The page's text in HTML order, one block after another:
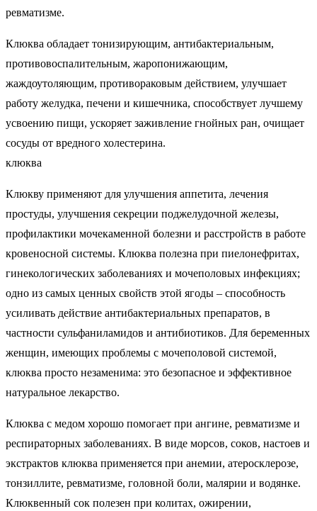
ревматизме.
Клюква обладает тонизирующим, антибактериальным,
противовоспалительным, жаропонижающим,
жаждоутоляющим, противораковым действием, улучшает
работу желудка, печени и кишечника, способствует лучшему
усвоению пищи, ускоряет заживление гнойных ран, очищает
сосуды от вредного холестерина.
клюква
Клюкву применяют для улучшения аппетита, лечения
простуды, улучшения секреции поджелудочной железы,
профилактики мочекаменной болезни и расстройств в работе
кровеносной системы. Клюква полезна при пиелонефритах,
гинекологических заболеваниях и мочеполовых инфекциях;
одно из самых ценных свойств этой ягоды – способность
усиливать действие антибактериальных препаратов, в
частности сульфаниламидов и антибиотиков. Для беременных
женщин, имеющих проблемы с мочеполовой системой,
клюква просто незаменима: это безопасное и эффективное
натуральное лекарство.
Клюква с медом хорошо помогает при ангине, ревматизме и
респираторных заболеваниях. В виде морсов, соков, настоев и
экстрактов клюква применяется при анемии, атеросклерозе,
тонзиллите, ревматизме, головной боли, малярии и водянке.
Клюквенный сок полезен при колитах, ожирении,